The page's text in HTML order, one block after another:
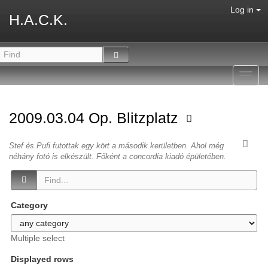
H.A.C.K.
Log in
2009.03.04 Op. Blitzplatz
Stef és Pufi futottak egy kört a második kerületben. Ahol még
néhány fotó is elkészült. Főként a concordia kiadó épületében.
Category
Multiple select
Displayed rows